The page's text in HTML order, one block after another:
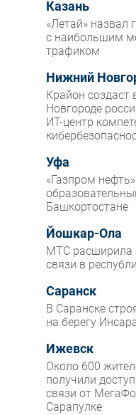
Казань
«Летай» назвал
с наибольшим
трафиком
Нижний
Крайон
Новгороде
ИТ-центр
Уфа
«Газпром
Башкортостане
Йошкар-Ола
МТС расширила
связи в
Саранск
В Саранске
на берегу
Ижевск
Около 600
получили
связи от
Сарапулке